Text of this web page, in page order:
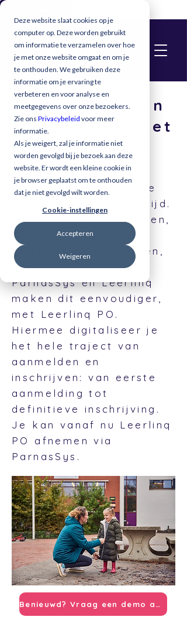
Deze website slaat cookies op je
computer op. Deze worden gebruikt
om informatie te verzamelen over hoe
je met onze website omgaat en om je
te onthouden. We gebruiken deze
informatie om je ervaring te
verbeteren en voor analyse en
meetgegevens over onze bezoekers.
Zie ons Privacybeleid voor meer
informatie.
Als je weigert, zal je informatie niet
worden gevolgd bij je bezoek aan deze
website. Er wordt een kleine cookie in
je browser geplaatst om te onthouden
dat je niet gevolgd wilt worden.
Cookie-instellingen
Accepteren
Weigeren
Aanmelden en
inschrijven met
Leerlinq PO
Het inschrijven en
aanmelden van nieuwe
leerlingen kost veel tijd.
Onvolledige formulieren,
handmatig overtypen,
onduidelijke processen,
het stapelt zich op.
ParnasSys en Leerlinq
maken dit eenvoudiger,
met Leerlinq PO.
Hiermee digitaliseer je
het hele traject van
aanmelden en
inschrijven: van eerste
aanmelding tot
definitieve inschrijving.
Je kan vanaf nu Leerlinq
PO afnemen via
ParnasSys.
Benieuwd? Vraag een demo aan